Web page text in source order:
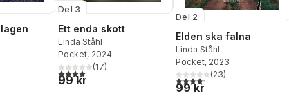
Totalt antal röster:
Del 3
Ett enda skott
Linda Ståhl
Pocket, 2024
4,0utav 5 stjärnor. Totalt antal röster:
(17)
99 kr
Del 2
Elden ska falna
Linda Ståhl
Pocket, 2023
4,3utav 5 stjärnor. Totalt
(23)
99 kr